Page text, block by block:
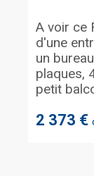
2 373 €
A voir ce
d'une
un
plaques,
petit